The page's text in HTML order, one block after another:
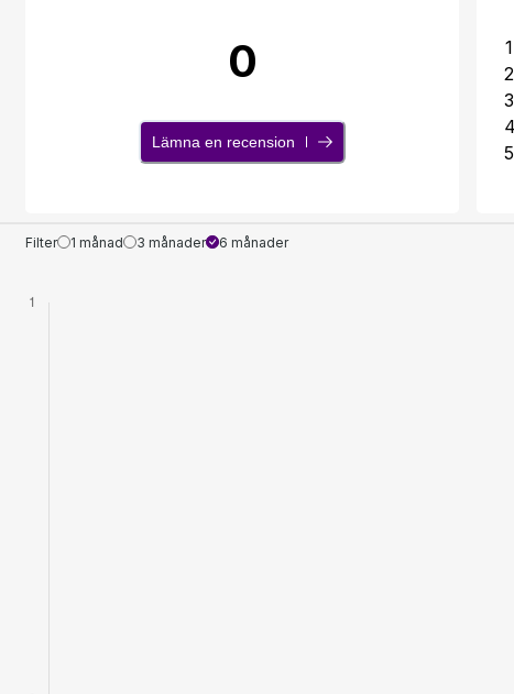
0
Lämna en recension
1
2
3
4
5
Filter 1 månad 3 månader 6 månader